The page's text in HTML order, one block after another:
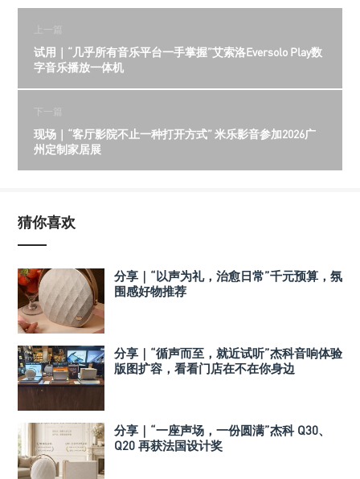
上一篇
试用｜“几乎所有音乐平台一手掌握”艾索洛Eversolo Play数
字音乐播放一体机
下一篇
现场｜“客厅影院不止一种打开方式” 米乐影音参加2026广
州定制家居展
猜你喜欢
分享｜“以声为礼，治愈日常”千元预算，氛
围感好物推荐
分享｜“循声而至，就近试听”杰科音响体验
版图扩容，看看门店在不在你身边
分享｜“一座声场，一份圆满”杰科 Q30、
Q20 再获法国设计奖